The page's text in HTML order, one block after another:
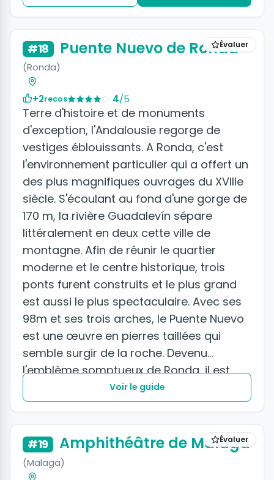
Évaluer
#18 Puente Nuevo de Ronda
(Ronda)
+2recos 4/5
Terre d'histoire et de monuments
d'exception, l'Andalousie regorge de
vestiges éblouissants. A Ronda, c'est
l'environnement particulier qui a offert un
des plus magnifiques ouvrages du XVIIIe
siècle. S'écoulant au fond d'une gorge de
170 m, la rivière Guadalevín sépare
littéralement en deux cette ville de
montagne. Afin de réunir le quartier
moderne et le centre historique, trois
ponts furent construits et le plus grand
est aussi le plus spectaculaire. Avec ses
98m et ses trois arches, le Puente Nuevo
est une œuvre en pierres taillées qui
semble surgir de la roche. Devenu
l'emblème somptueux de Ronda, il est
admirable, d'en haut comme d'en bas.
Voir le guide
Évaluer
#19 Amphithéâtre de Malaga
(Malaga)